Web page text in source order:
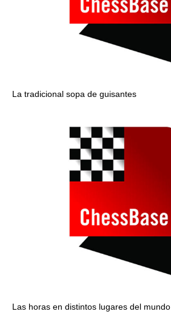
La tradicional sopa de guisantes
Las horas en distintos lugares del mundo